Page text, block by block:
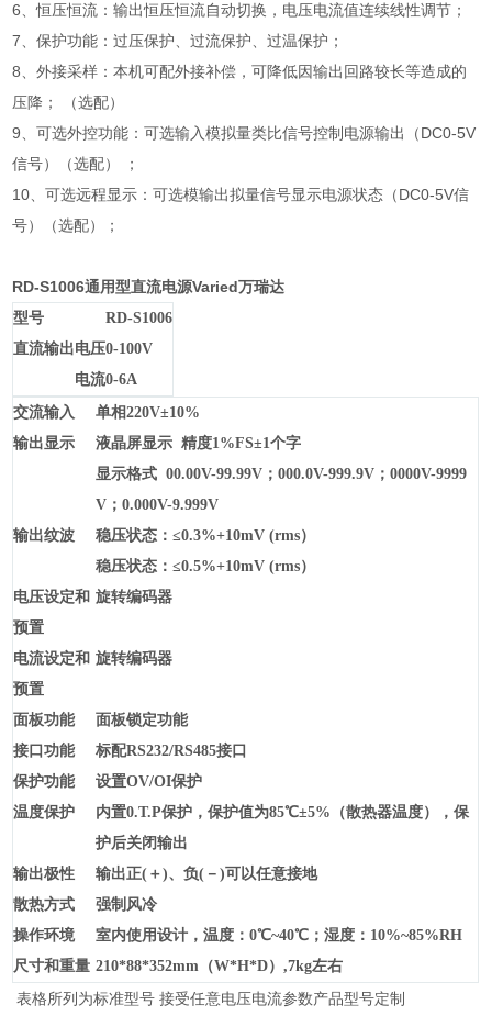
6、恒压恒流：输出恒压恒流自动切换，电压电流值连续线性调节；
7、保护功能：过压保护、过流保护、过温保护；
8、外接采样：本机可配外接补偿，可降低因输出回路较长等造成的
压降； （选配）
9、可选外控功能：可选输入模拟量类比信号控制电源输出（DC0-5V
信号）（选配） ；
10、可选远程显示：可选模输出拟量信号显示电源状态（DC0-5V信
号）（选配）；
RD-S1006通用型直流电源Varied万瑞达
型号
RD-S1006
直流输出电压0-100V
电流0-6A
交流输入
单相220V±10%
输出显示
液晶屏显示 精度1%FS±1个字
显示格式 00.00V-99.99V；000.0V-999.9V；0000V-9999
V；0.000V-9.999V
输出纹波
稳压状态：≤0.3%+10mV (rms）
稳压状态：≤0.5%+10mV (rms）
电压设定和
预置
旋转编码器
电流设定和
预置
旋转编码器
面板功能
面板锁定功能
接口功能
标配RS232/RS485接口
保护功能
设置OV/OI保护
温度保护
内置0.T.P保护，保护值为85℃±5%（散热器温度），保
护后关闭输出
输出极性
输出正(＋)、负(－)可以任意接地
散热方式
强制风冷
操作环境
室内使用设计，温度：0℃~40℃；湿度：10%~85%RH
尺寸和重量 210*88*352mm（W*H*D）,7kg左右
表格所列为标准型号 接受任意电压电流参数产品型号定制